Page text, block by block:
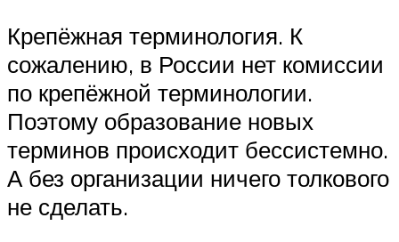
Крепёжная терминология. К
сожалению, в России нет комиссии
по крепёжной терминологии.
Поэтому образование новых
терминов происходит бессистемно.
А без организации ничего толкового
не сделать.